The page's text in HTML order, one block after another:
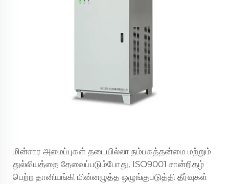
மின்சார அமைப்புகள் தடையில்லா நம்பகத்தன்மை மற்றும்
துல்லியத்தை தேவைப்படும்போது, ISO9001 சான்றிதழ்
பெற்ற தானியங்கி மின்னழுத்த ஒழுங்குபடுத்தி தீர்வுகள்